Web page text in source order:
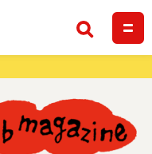
検索